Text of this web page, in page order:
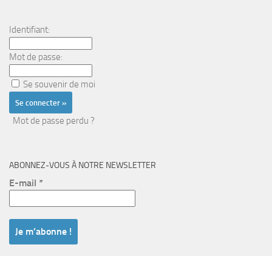
Identifiant:
Mot de passe:
Se souvenir de moi
Mot de passe perdu ?
ABONNEZ-VOUS À NOTRE NEWSLETTER
E-mail *